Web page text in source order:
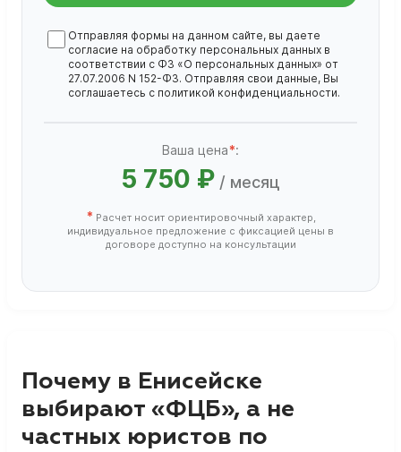
Отправляя формы на данном сайте, вы даете
согласие на обработку персональных данных в
соответствии с ФЗ «О персональных данных» от
27.07.2006 N 152-ФЗ. Отправляя свои данные, Вы
соглашаетесь с политикой конфиденциальности.
Ваша цена*:
5 750 ₽ / месяц
* Расчет носит ориентировочный характер,
индивидуальное предложение с фиксацией цены в
договоре доступно на консультации
Почему в Енисейске
выбирают «ФЦБ», а не
частных юристов по